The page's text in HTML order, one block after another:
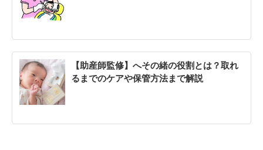
【助産師監修】へその緒の役割とは？取れ
るまでのケアや保管方法まで解説